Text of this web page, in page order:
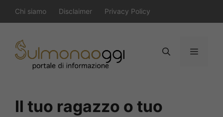
al
contenuto
Chi siamo Disclaimer Privacy Policy
Menu
Il tuo ragazzo o tuo